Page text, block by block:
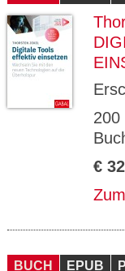
200
€
BUCH EPUB
GV_CO
OKIES
gabal-